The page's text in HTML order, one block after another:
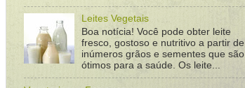
Leites Vegetais
Boa notícia! Você pode obter leite
fresco, gostoso e nutritivo a partir de
inúmeros grãos e sementes que são
ótimos para a saúde. Os leite...